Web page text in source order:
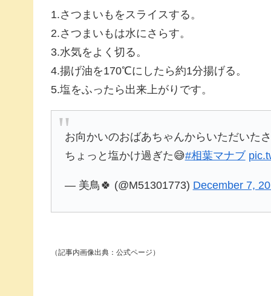
1.さつまいもをスライスする。
2.さつまいもは水にさらす。
3.水気をよく切る。
4.揚げ油を170℃にしたら約1分揚げる。
5.塩をふったら出来上がりです。
お向かいのおばあちゃんからいただいた
ちょっと塩かけ過ぎた😅#相葉マナブ
— 美鳥🍀 (@M51301773) December 7,
（記事内画像出典：公式ページ）